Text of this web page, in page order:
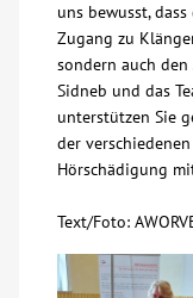
uns bewusst,
Zugang zu
sondern auch den
Sidneb und das
unterstützen Sie
der
Hörschädigung
Text/Foto: